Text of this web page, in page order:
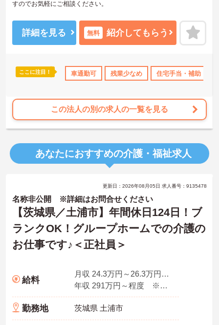
･育休･介護休暇取得実績あり 交通費支給
すのでお気軽にご相談ください。
詳細を見る 無料 紹介してもらう
ここに注目！ 車通勤可 残業少なめ 住宅手当・補助
この法人の別の求人の一覧を見る
あなたにおすすめの介護・福祉求人
更新日：2026年08月05日 求人番号：9135478
名称非公開 ※詳細はお問合せください
【茨城県／土浦市】年間休日124日！ブ
ランクOK！グループホームでの介護の
お仕事です♪＜正社員＞
給料
月収 24.3万円～26.3万円程度 ※基本給＋諸手当＜夜勤5回分＞
年収 291万円～程度 ※月収×12ヶ月
勤務地 茨城県 土浦市